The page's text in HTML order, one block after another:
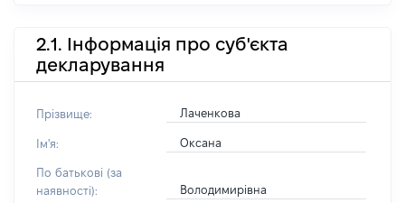
2.1. Інформація про суб'єкта
декларування
Прізвище: Лаченкова
Ім'я: Оксана
По батькові (за
наявності):
Володимирівна